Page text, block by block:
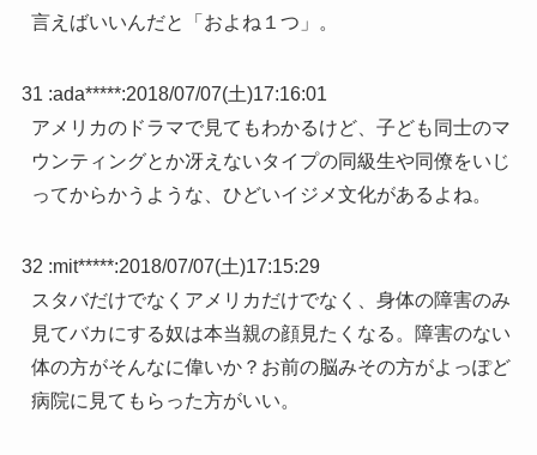
言えばいいんだと「およね１つ」。
31 :ada*****:2018/07/07(土)17:16:01
アメリカのドラマで見てもわかるけど、子ども同士のマ
ウンティングとか冴えないタイプの同級生や同僚をいじ
ってからかうような、ひどいイジメ文化があるよね。
32 :mit*****:2018/07/07(土)17:15:29
スタバだけでなくアメリカだけでなく、身体の障害のみ
見てバカにする奴は本当親の顔見たくなる。障害のない
体の方がそんなに偉いか？お前の脳みその方がよっぽど
病院に見てもらった方がいい。